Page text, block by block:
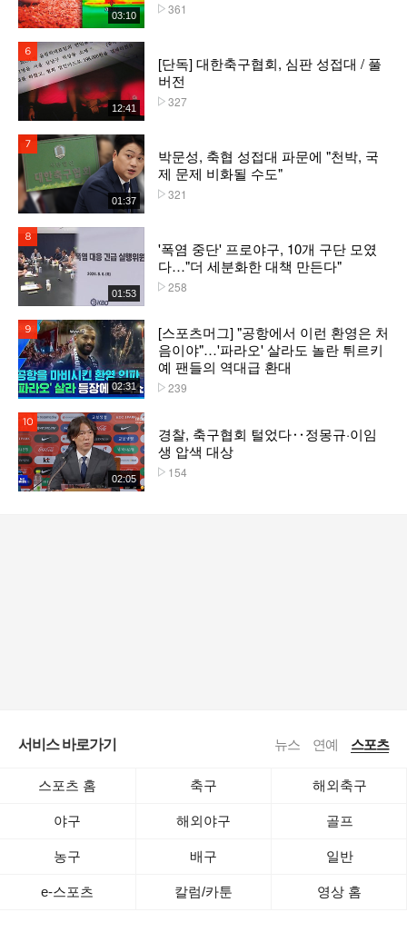
03:10 361
12:41
[단독] 대한축구협회, 심판 성접대 / 풀
버전
327
01:37
박문성, 축협 성접대 파문에 "천박, 국
제 문제 비화될 수도"
321
01:53
'폭염 중단' 프로야구, 10개 구단 모였
다…"더 세분화한 대책 만든다"
258
02:31
[스포츠머그] "공항에서 이런 환영은 처
음이야"…'파라오' 살라도 놀란 튀르키
예 팬들의 역대급 환대
239
02:05
경찰, 축구협회 털었다‥정몽규·이임
생 압색 대상
154
서비스 바로가기 뉴스 연예 스포츠
스포츠 홈 축구 해외축구
야구 해외야구 골프
농구 배구 일반
e-스포츠 칼럼/카툰 영상 홈